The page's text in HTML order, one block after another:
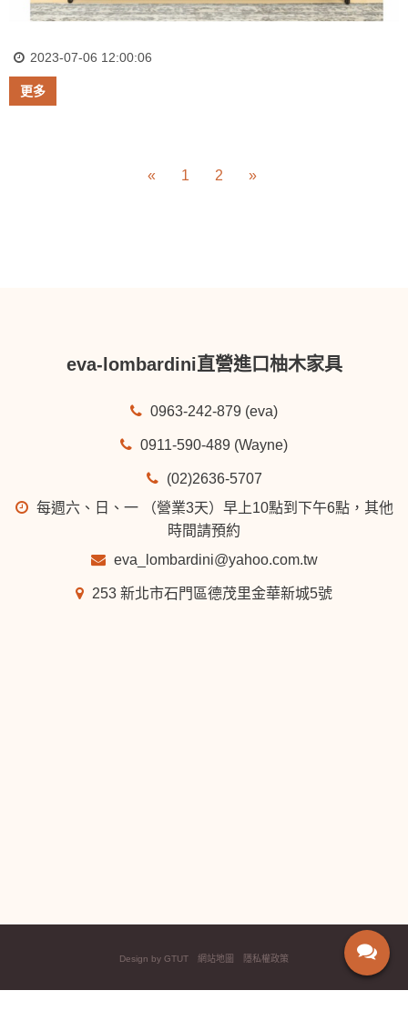
2023-07-06 12:00:06
更多
« 1 2 »
eva-lombardini直營進口柚木家具
0963-242-879 (eva)
0911-590-489 (Wayne)
(02)2636-5707
每週六、日、一 （營業3天）早上10點到下午6點，其他
時間請預約
eva_lombardini@yahoo.com.tw
253 新北市石門區德茂里金華新城5號
Design by GTUT 網站地圖 隱私權政策